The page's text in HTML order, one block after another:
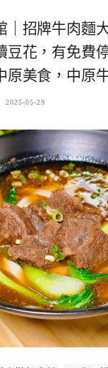
｜招牌牛肉麵
豆花，有免費
原美食，中原
2025-05-29